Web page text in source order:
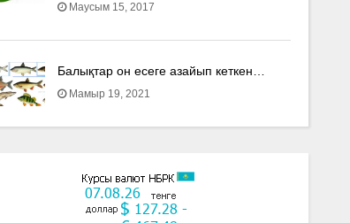
Маусым 15, 2017
Балықтар он есеге азайып кеткен…
Мамыр 19, 2021